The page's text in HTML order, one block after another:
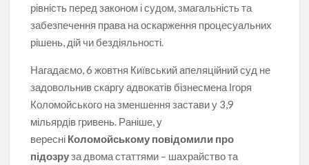
рівність перед законом і судом, змагальність та
забезпечення права на оскарження процесуальних
рішень, дій чи бездіяльності.
Нагадаємо, 6 жовтня Київський апеляційний суд не
задовольнив скаргу адвокатів бізнесмена Ігоря
Коломойського на зменшення застави у 3,9
мільярдів гривень. Раніше, у
вересні Коломойському повідомили про
підозруза двома статтями – шахрайство та